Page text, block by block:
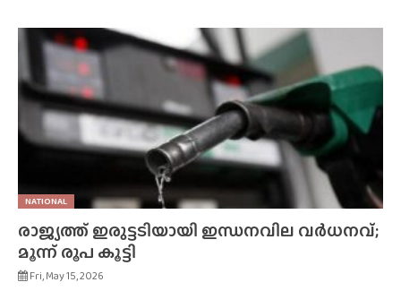
NATIONAL
രാജ്യത്ത് ഇരുട്ടടിയായി ഇന്ധനവില വർധനവ്;
മൂന്ന് രൂപ കൂട്ടി
Fri, May 15, 2026